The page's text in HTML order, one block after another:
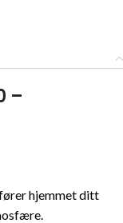
–
hjemmet ditt